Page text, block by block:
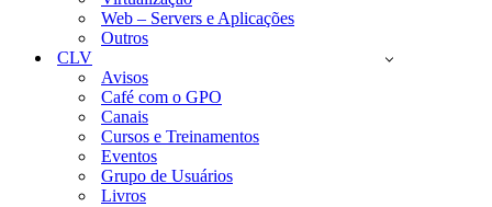
Web – Servers e Aplicações
Outros
CLV
Avisos
Café com o GPO
Canais
Cursos e Treinamentos
Eventos
Grupo de Usuários
Livros